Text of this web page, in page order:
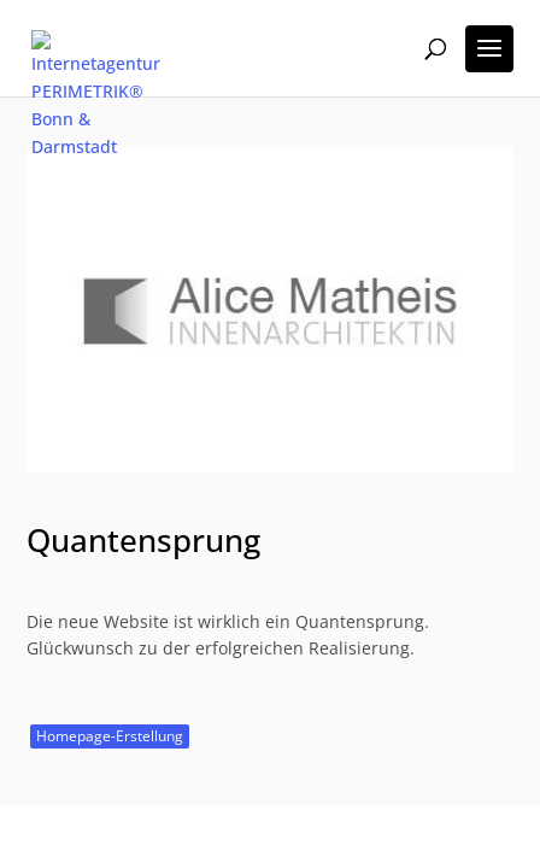
Quantensprung
Die neue Website ist wirklich ein Quantensprung.
Glückwunsch zu der erfolgreichen Realisierung.
Homepage-Erstellung